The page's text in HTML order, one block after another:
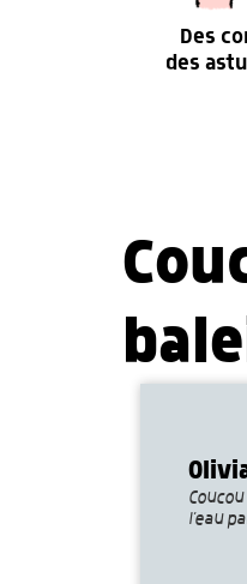
Des
des
ľeau